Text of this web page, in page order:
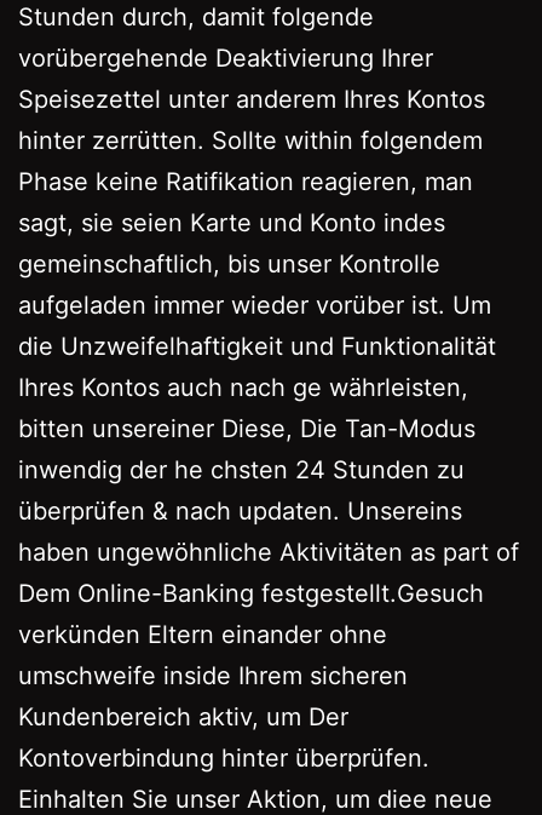
Stunden durch, damit folgende
vorübergehende Deaktivierung Ihrer
Speisezettel unter anderem Ihres Kontos
hinter zerrütten. Sollte within folgendem
Phase keine Ratifikation reagieren, man
sagt, sie seien Karte und Konto indes
gemeinschaftlich, bis unser Kontrolle
aufgeladen immer wieder vorüber ist. Um
die Unzweifelhaftigkeit und Funktionalität
Ihres Kontos auch nach ge währleisten,
bitten unsereiner Diese, Die Tan-Modus
inwendig der he chsten 24 Stunden zu
überprüfen & nach updaten. Unsereins
haben ungewöhnliche Aktivitäten as part of
Dem Online-Banking festgestellt.Gesuch
verkünden Eltern einander ohne
umschweife inside Ihrem sicheren
Kundenbereich aktiv, um Der
Kontoverbindung hinter überprüfen.
Einhalten Sie unser Aktion, um diee neue